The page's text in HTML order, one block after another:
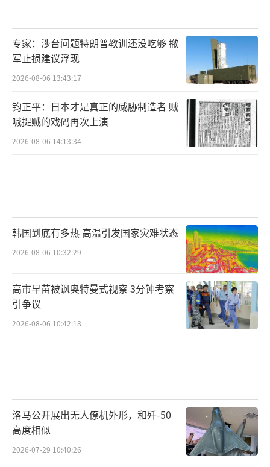
但即便如此，目前为止日本依旧是没有认
错谢罪的态度。所以不管我们如何做，别人都
可能唯一能让日本找回点自我安慰的，就
只能像小泉进次郎这样，没事给自己“加加
戏”了？（责任编辑：卢其龙 CM0882）
专家：涉台问题特朗普教训还没吃够 撤
军止损建议浮现
2026-08-06 13:43:17
钧正平：日本才是真正的威胁制造者 贼
喊捉贼的戏码再次上演
2026-08-06 14:13:34
韩国到底有多热 高温引发国家灾难状态
2026-08-06 10:32:29
高市早苗被讽奥特曼式视察 3分钟考察
引争议
2026-08-06 10:42:18
洛马公开展出无人僚机外形，和歼-50
高度相似
2026-07-29 10:40:26